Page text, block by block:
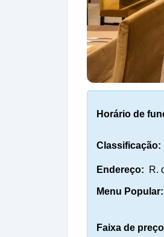
Horário de
Classificação:
Endereço: R.
Menu Popular:
Faixa de